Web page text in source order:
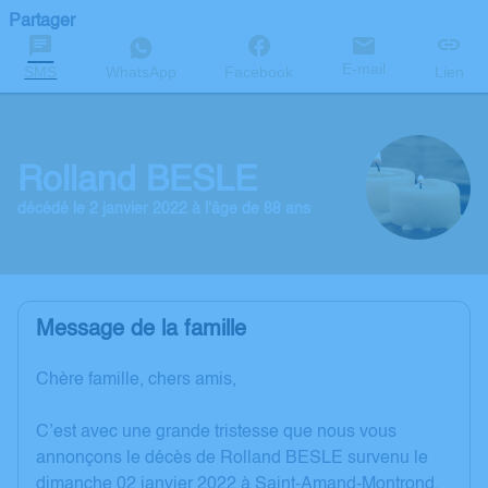
Partager
SMS WhatsApp Facebook E-mail Lien
Rolland BESLE
décédé le 2 janvier 2022 à l'âge de 88 ans
Message de la famille
Chère famille, chers amis,
C’est avec une grande tristesse que nous vous
annonçons le décès de Rolland BESLE survenu le